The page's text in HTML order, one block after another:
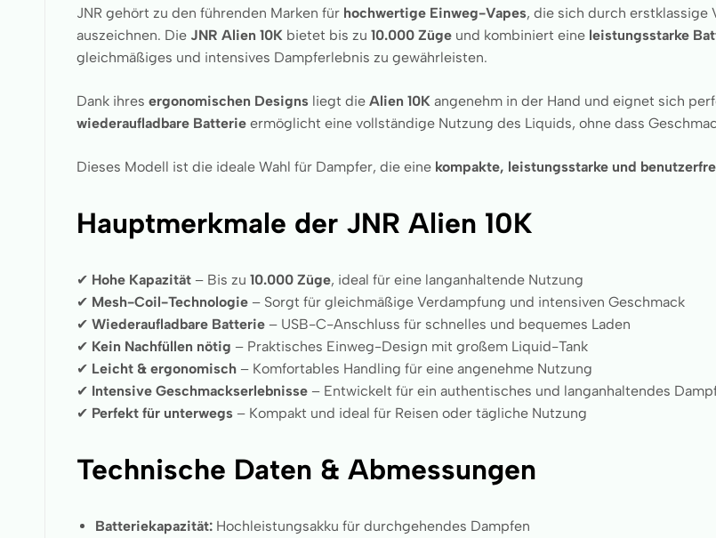
JNR gehört zu den führenden Marken für hochwertige Einweg-Vapes, die sich durch erstklassige
auszeichnen. Die JNR Alien 10K bietet bis zu 10.000 Züge und kombiniert eine leistungsstarke
gleichmäßiges und intensives Dampferlebnis zu gewährleisten.
Dank ihres ergonomischen Designs liegt die Alien 10K angenehm in der Hand und eignet sich
wiederaufladbare Batterie ermöglicht eine vollständige Nutzung des Liquids, ohne dass
Dieses Modell ist die ideale Wahl für Dampfer, die eine kompakte, leistungsstarke und
Hauptmerkmale der JNR Alien 10K
✔ Hohe Kapazität – Bis zu 10.000 Züge, ideal für eine langanhaltende Nutzung
✔ Mesh-Coil-Technologie – Sorgt für gleichmäßige Verdampfung und intensiven Geschmack
✔ Wiederaufladbare Batterie – USB-C-Anschluss für schnelles und bequemes Laden
✔ Kein Nachfüllen nötig – Praktisches Einweg-Design mit großem Liquid-Tank
✔ Leicht & ergonomisch – Komfortables Handling für eine angenehme Nutzung
✔ Intensive Geschmackserlebnisse – Entwickelt für ein authentisches und langanhaltendes
✔ Perfekt für unterwegs – Kompakt und ideal für Reisen oder tägliche Nutzung
Technische Daten & Abmessungen
Batteriekapazität:Hochleistungsakku für durchgehendes Dampfen